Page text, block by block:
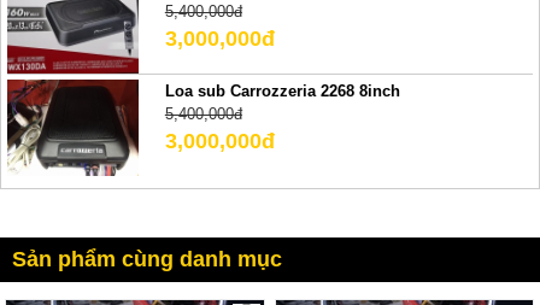
5,400,000đ
3,000,000đ
Loa sub Carrozzeria 2268 8inch
5,400,000đ
3,000,000đ
Sản phẩm cùng danh mục